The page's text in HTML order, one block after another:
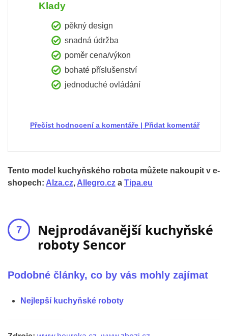
Klady
pěkný design
snadná údržba
poměr cena/výkon
bohaté příslušenství
jednoduché ovládání
Přidat komentář
|
Přečíst hodnocení a komentáře
Tento model kuchyňského robota můžete nakoupit v e-
shopech: Alza.cz, Allegro.cz a Tipa.eu
Nejprodávanější kuchyňské
roboty Sencor
Podobné články, co by vás mohly zajímat
Nejlepší kuchyňské roboty